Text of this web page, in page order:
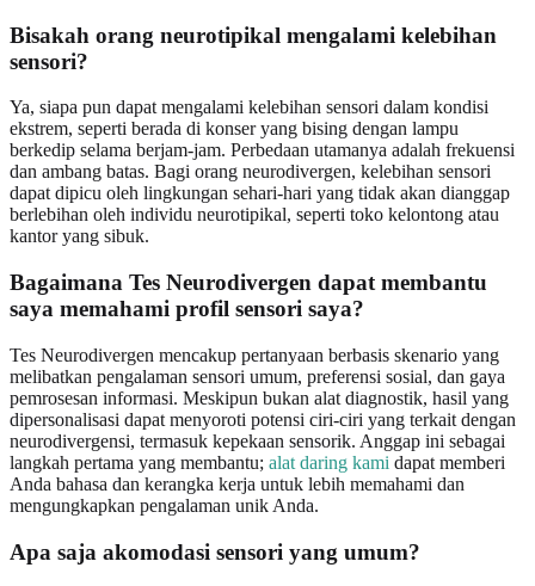
Bisakah orang neurotipikal mengalami kelebihan
sensori?
Ya, siapa pun dapat mengalami kelebihan sensori dalam kondisi
ekstrem, seperti berada di konser yang bising dengan lampu
berkedip selama berjam-jam. Perbedaan utamanya adalah frekuensi
dan ambang batas. Bagi orang neurodivergen, kelebihan sensori
dapat dipicu oleh lingkungan sehari-hari yang tidak akan dianggap
berlebihan oleh individu neurotipikal, seperti toko kelontong atau
kantor yang sibuk.
Bagaimana Tes Neurodivergen dapat membantu
saya memahami profil sensori saya?
Tes Neurodivergen mencakup pertanyaan berbasis skenario yang
melibatkan pengalaman sensori umum, preferensi sosial, dan gaya
pemrosesan informasi. Meskipun bukan alat diagnostik, hasil yang
dipersonalisasi dapat menyoroti potensi ciri-ciri yang terkait dengan
neurodivergensi, termasuk kepekaan sensorik. Anggap ini sebagai
langkah pertama yang membantu; alat daring kami dapat memberi
Anda bahasa dan kerangka kerja untuk lebih memahami dan
mengungkapkan pengalaman unik Anda.
Apa saja akomodasi sensori yang umum?